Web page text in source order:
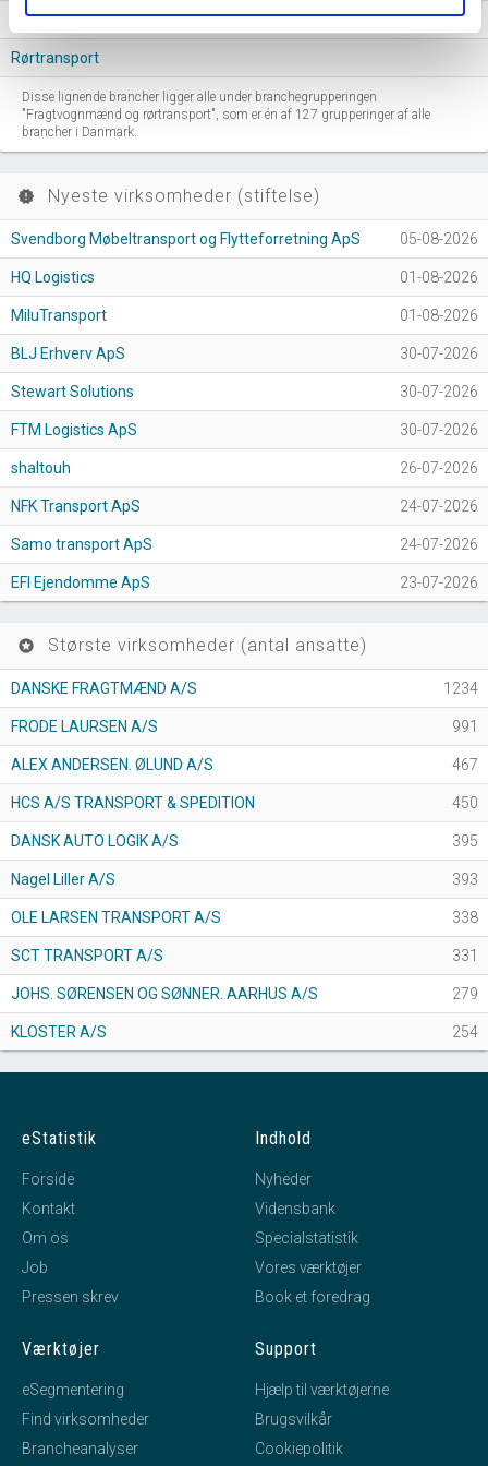
Flytteforretninger
Rørtransport
Disse lignende brancher ligger alle under branchegrupperingen
"Fragtvognmænd og rørtransport", som er én af 127 grupperinger af alle
brancher i Danmark.
new_releases Nyeste virksomheder (stiftelse)
Svendborg Møbeltransport og Flytteforretning ApS 05-08-2026
HQ Logistics 01-08-2026
MiluTransport 01-08-2026
BLJ Erhverv ApS 30-07-2026
Stewart Solutions 30-07-2026
FTM Logistics ApS 30-07-2026
shaltouh 26-07-2026
NFK Transport ApS 24-07-2026
Samo transport ApS 24-07-2026
EFI Ejendomme ApS 23-07-2026
stars Største virksomheder (antal ansatte)
DANSKE FRAGTMÆND A/S 1234
FRODE LAURSEN A/S 991
ALEX ANDERSEN. ØLUND A/S 467
HCS A/S TRANSPORT & SPEDITION 450
DANSK AUTO LOGIK A/S 395
Nagel Liller A/S 393
OLE LARSEN TRANSPORT A/S 338
SCT TRANSPORT A/S 331
JOHS. SØRENSEN OG SØNNER. AARHUS A/S 279
KLOSTER A/S 254
eStatistik
Forside
Kontakt
Om os
Job
Pressen skrev
Indhold
Nyheder
Vidensbank
Specialstatistik
Vores værktøjer
Book et foredrag
Værktøjer
eSegmentering
Find virksomheder
Brancheanalyser
Support
Hjælp til værktøjerne
Brugsvilkår
Cookiepolitik